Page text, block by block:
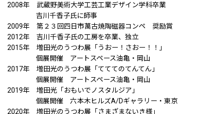
2008年 武蔵野美術大学工芸工業デザイン学科卒業
吉川千香子氏に師事
2009年 第２３回四日市萬古焼陶磁器コンペ 奨励賞
2012年 吉川千香子氏の工房を卒業、独立
2015年 増田光のうつわ展「うおー！さおー！！」
個展開催 アートスペース油亀・岡山
2017年 増田光のうつわ展「てててのてんてん」
個展開催 アートスペース油亀・岡山
2019年 増田光「おもいでノスタルジア」
個展開催 六本木ヒルズA/Dギャラリー・東京
2020年 増田光のうつわ展「さまざまないき様」